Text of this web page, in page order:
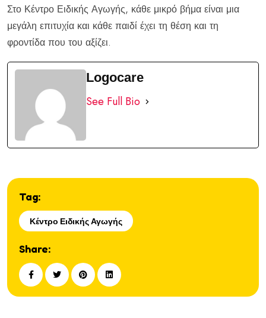
Στο Κέντρο Ειδικής Αγωγής, κάθε μικρό βήμα είναι μια
μεγάλη επιτυχία και κάθε παιδί έχει τη θέση και τη
φροντίδα που του αξίζει.
Logocare
See Full Bio
Tag:
Κέντρο Ειδικής Αγωγής
Share: